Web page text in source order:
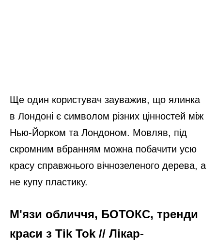
Ще один користувач зауважив, що ялинка
в Лондоні є символом різних цінностей між
Нью-Йорком та Лондоном. Мовляв, під
скромним вбранням можна побачити усю
красу справжнього вічнозеленого дерева, а
не купу пластику.
М'язи обличчя, БОТОКС, тренди
краси з Tik Tok // Лікар-